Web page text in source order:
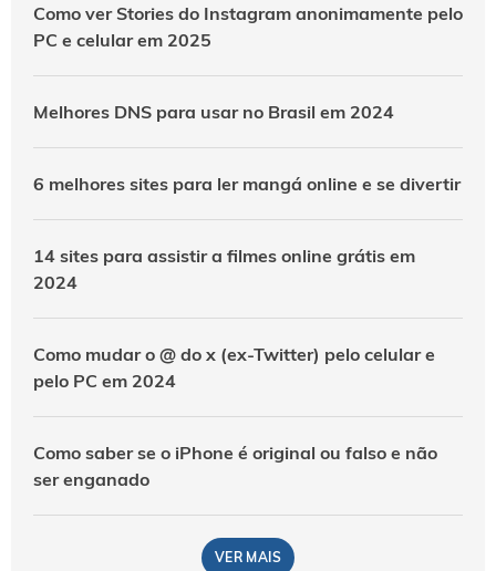
Como ver Stories do Instagram anonimamente pelo
PC e celular em 2025
Melhores DNS para usar no Brasil em 2024
6 melhores sites para ler mangá online e se divertir
14 sites para assistir a filmes online grátis em
2024
Como mudar o @ do x (ex-Twitter) pelo celular e
pelo PC em 2024
Como saber se o iPhone é original ou falso e não
ser enganado
VER MAIS